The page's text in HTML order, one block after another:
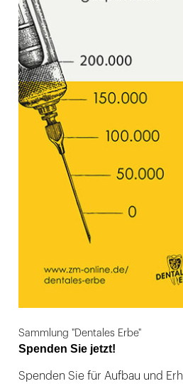
Sammlung "Dentales Erbe"
Spenden Sie jetzt!
Spenden Sie für Aufbau und